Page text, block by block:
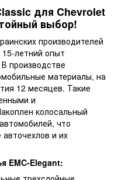
для Chevrolet
выбор!
производителей
летний опыт
производстве
материалы, на
12 месяцев. Такие
и
колосальный
что
и их
EMC-Elegant: